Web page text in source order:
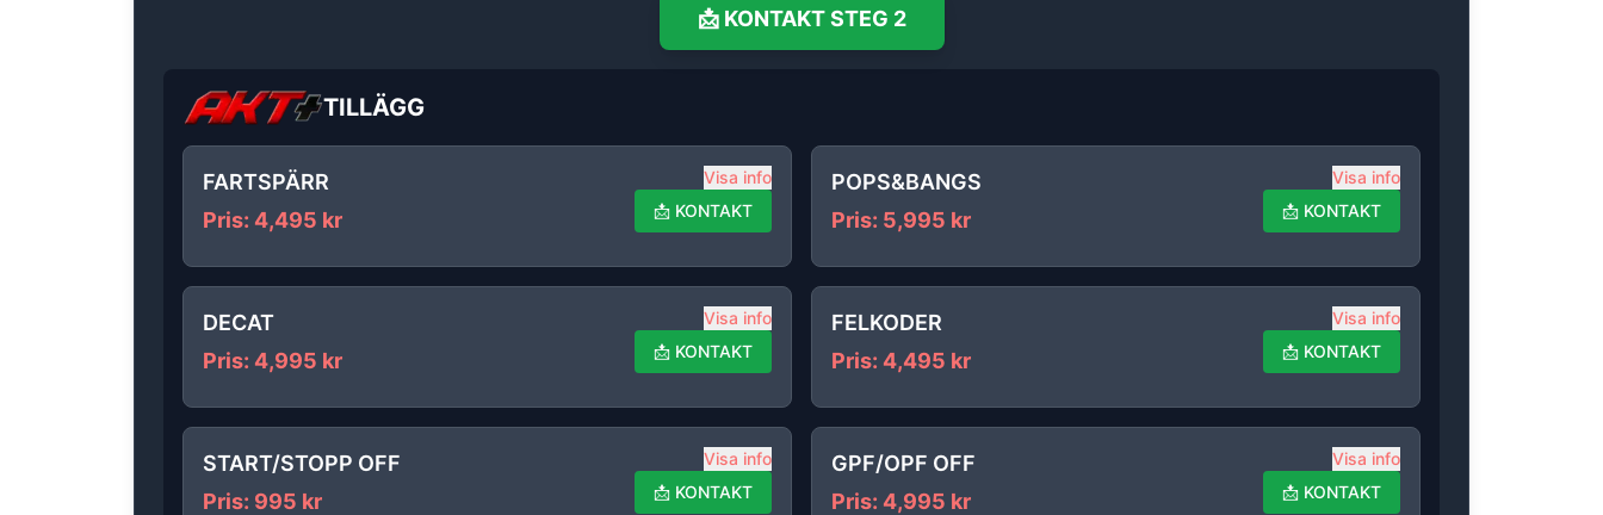
📩 KONTAKT STEG 2
TILLÄGG
FARTSPÄRR
Pris: 4,495 kr
Visa info
📩 KONTAKT
POPS&BANGS
Pris: 5,995 kr
Visa info
📩 KONTAKT
DECAT
Pris: 4,995 kr
Visa info
📩 KONTAKT
FELKODER
Pris: 4,495 kr
Visa info
📩 KONTAKT
START/STOPP OFF
Pris: 995 kr
Visa info
📩 KONTAKT
GPF/OPF OFF
Pris: 4,995 kr
Visa info
📩 KONTAKT